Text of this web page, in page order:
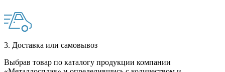
3. Доставка или самовывоз
Выбрав товар по каталогу продукции компании